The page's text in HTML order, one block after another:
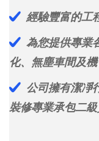
經驗豐富的工
為您提供專業
化、無塵車間及機
公司擁有潔凈
裝修專業承包二